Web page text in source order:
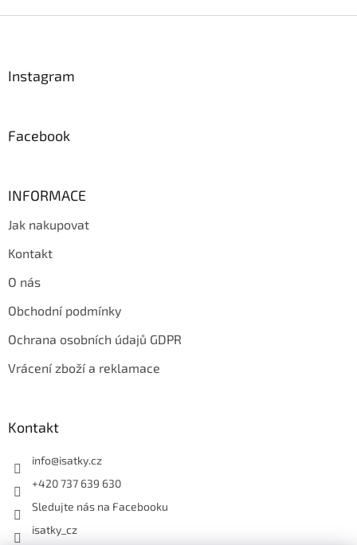
Instagram
Facebook
INFORMACE
Jak nakupovat
Kontakt
O nás
Obchodní podmínky
Ochrana osobních údajů GDPR
Vrácení zboží a reklamace
Kontakt
info@isatky.cz
+420 737 639 630
Sledujte nás na Facebooku
isatky_cz